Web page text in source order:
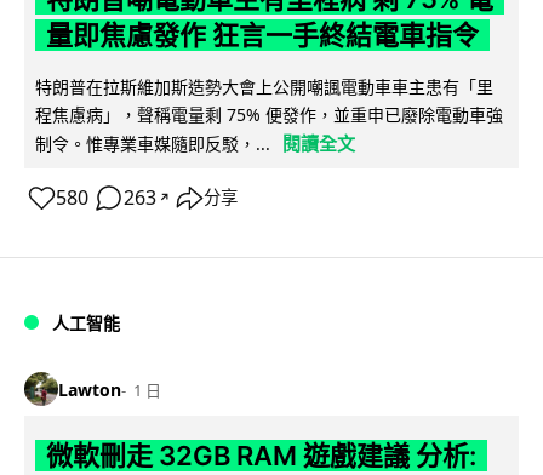
量即焦慮發作 狂言一手終結電車指令
特朗普在拉斯維加斯造勢大會上公開嘲諷電動車車主患有「里
程焦慮病」，聲稱電量剩 75% 便發作，並重申已廢除電動車強
制令。惟專業車媒隨即反駁，...
閱讀全文
580 263 ↗ 分享
人工智能
Lawton 1 日
微軟刪走 32GB RAM 遊戲建議 分析: